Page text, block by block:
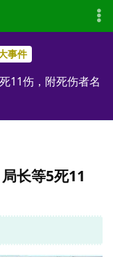
事件
11伤，附死伤者名
长等5死11